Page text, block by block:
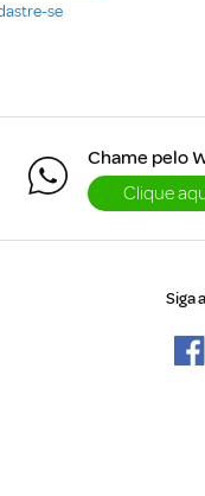
se
Chame pelo
Clique
Siga